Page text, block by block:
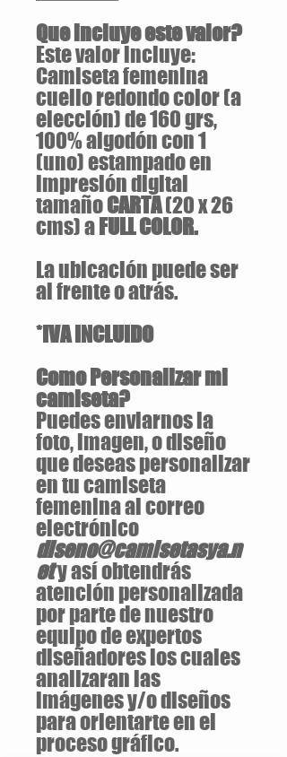
Que incluye este valor?
Este valor incluye:
Camiseta femenina
cuello redondo color (a
elección) de 160 grs,
100% algodón con 1
(uno) estampado en
impresión digital
tamañoCARTA(20 x 26
cms) a FULL COLOR.
La ubicación puede ser
al frente o atrás.
*IVA INCLUIDO
Como Personalizar mi
camiseta?
Puedes enviarnos la
foto, imagen, o diseño
que deseas personalizar
en tu camiseta
femenina al correo
electrónico
diseno@camisetasya.n
ety así obtendrás
atención personalizada
por parte de nuestro
equipo de expertos
diseñadores los cuales
analizaran las
imágenes y/o diseños
para orientarte en el
proceso gráfico.